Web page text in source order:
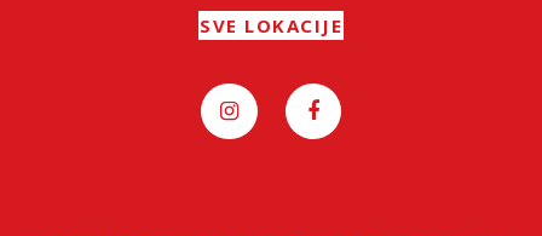
SVE LOKACIJE